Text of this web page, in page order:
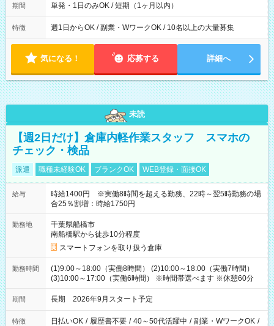
期間 単発・1日のみOK / 短期（1ヶ月以内）
特徴 週1日からOK / 副業・WワークOK / 10名以上の大量募集
気になる！ 応募する 詳細へ
未読
【週2日だけ】倉庫内軽作業スタッフ スマホの
チェック・検品
派遣 職種未経験OK ブランクOK WEB登録・面接OK
給与
時給1400円 ※実働8時間を超える勤務、22時～翌5時勤務の場
合25％割増：時給1750円
勤務地
千葉県船橋市
南船橋駅から徒歩10分程度
スマートフォンを取り扱う倉庫
勤務時間
(1)9:00～18:00（実働8時間） (2)10:00～18:00（実働7時間）
(3)10:00～17:00（実働6時間） ※時間帯選べます ※休憩60分
期間 長期 2026年9月スタート予定
特徴 日払いOK / 履歴書不要 / 40～50代活躍中 / 副業・WワークOK /